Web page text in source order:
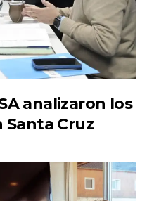
analizaron los
Santa Cruz